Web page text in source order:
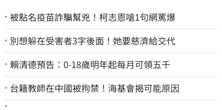
被點名疫苗詐騙幫兇！柯志恩嗆1句網罵爆
別想躲在受害者3字後面！她要慈濟給交代
賴清德預告：0-18歲明年起每月可領五千
台籍教師在中國被拘禁！海基會揭可能原因